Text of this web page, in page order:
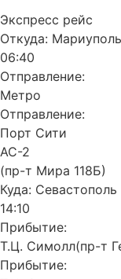
Экспресс рейс
Откуда: Мариуполь
06:40
Отправление:
Метро
Отправление:
Порт Сити
АС-2
(пр-т Мира 118Б)
Куда: Севастополь
14:10
Прибытие:
Т.Ц. Симолл(пр-т
Прибытие: